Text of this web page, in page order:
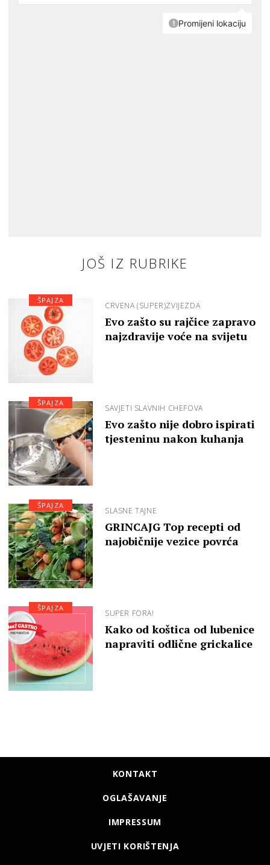
JOŠ IZ RUBRIKE
CRVENA (SUPER)ZVIJEZDA
Evo zašto su rajčice zapravo
najzdravije voće na svijetu
ŠPAJZA
SAVJETI SLAVNIH CHEFOVA
Evo zašto nije dobro ispirati
tjesteninu nakon kuhanja
ŠPAJZA
SLASNE TAJNE
GRINCAJG Top recepti od
najobičnije vezice povrća
ŠPAJZA
SUPER FORA!
Kako od koštica od lubenice
napraviti odlične grickalice
ŠPAJZA
KONTAKT
OGLAŠAVANJE
IMPRESSUM
UVJETI KORIŠTENJA